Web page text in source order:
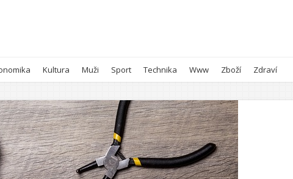
Kultura Muži Sport Technika Www Zboží Zdraví